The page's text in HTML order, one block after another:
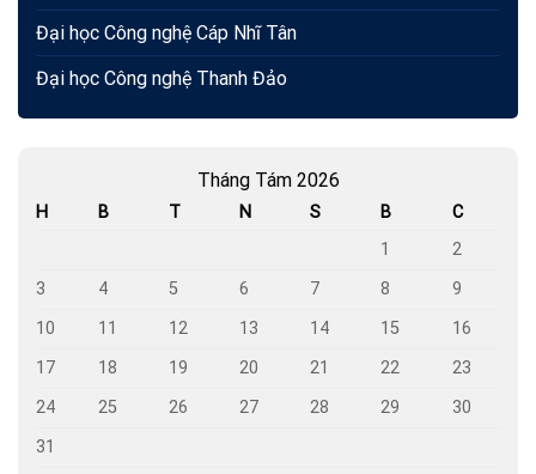
Đại học Công nghệ Cáp Nhĩ Tân
Đại học Công nghệ Thanh Đảo
Tháng Tám 2026
H B T N S B
C
1
2
3
4 5 6 7 8
9
10
11 12 13 14 15
16
17
18 19 20 21 22
23
24
25 26 27 28 29
30
31